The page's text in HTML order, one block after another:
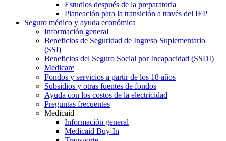
Estudios después de la preparatoria
Planeación para la transición a través del IEP
Seguro médico y ayuda económica
Información general
Beneficios de Seguridad de Ingreso Suplementario
(SSI)
Beneficios del Seguro Social por Incapacidad (SSDI)
Medicare
Fondos y servicios a partir de los 18 años
Subsidios y otras fuentes de fondos
Ayuda con los costos de la electricidad
Preguntas frecuentes
Medicaid
Información general
Medicaid Buy-In